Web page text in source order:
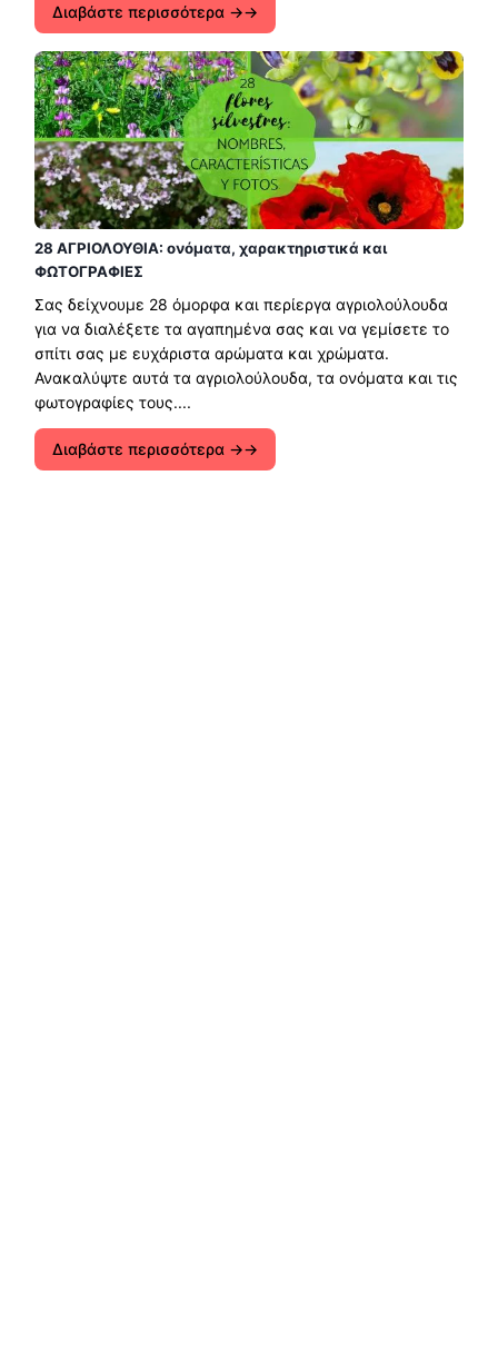
Διαβάστε περισσότερα →
28 ΑΓΡΙΟΛΟΥΘΙΑ: ονόματα, χαρακτηριστικά και
ΦΩΤΟΓΡΑΦΙΕΣ
Σας δείχνουμε 28 όμορφα και περίεργα αγριολούλουδα
για να διαλέξετε τα αγαπημένα σας και να γεμίσετε το
σπίτι σας με ευχάριστα αρώματα και χρώματα.
Ανακαλύψτε αυτά τα αγριολούλουδα, τα ονόματα και τις
φωτογραφίες τους....
Διαβάστε περισσότερα →